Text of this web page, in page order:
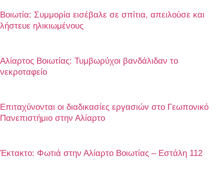
Βοιωτία: Συμμορία εισέβαλε σε σπίτια, απειλούσε και
λήστευε ηλικιωμένους
Αλίαρτος Βοιωτίας: Τυμβωρύχοι βανδάλιδαν το
νεκροταφείο
Επιταχύνονται οι διαδικασίες εργασιών στο Γεωπονικό
Πανεπιστήμιο στην Αλίαρτο
Έκτακτο: Φωτιά στην Αλίαρτο Βοιωτίας – Εστάλη 112